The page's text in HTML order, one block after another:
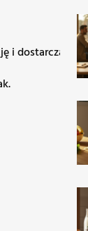
i dostarczając